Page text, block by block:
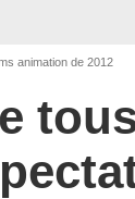
animation de 2012